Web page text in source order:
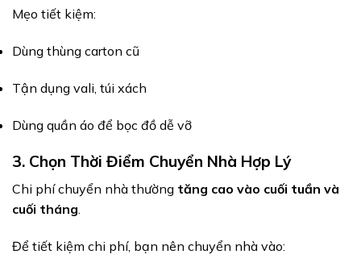
Mẹo tiết kiệm:
Dùng thùng carton cũ
Tận dụng vali, túi xách
Dùng quần áo để bọc đồ dễ vỡ
3. Chọn Thời Điểm Chuyển Nhà Hợp Lý
Chi phí chuyển nhà thường tăng cao vào cuối tuần và
cuối tháng
Để tiết kiệm chi phí, bạn nên chuyển nhà vào: